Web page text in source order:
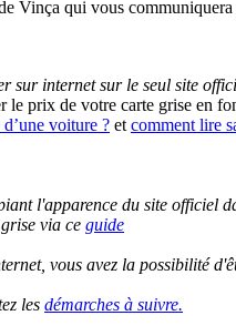
Vinça qui vous
sur internet sur le seul site
prix de votre carte grise en
voiture ? et comment lire
l'apparence du site
via ce guide
vous avez la possibilité
les démarches à suivre.